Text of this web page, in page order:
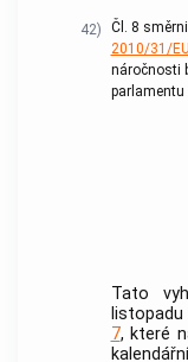
42)
Čl. 8
2010/31/EU
náročnosti
parlamentu
Tato
7, které